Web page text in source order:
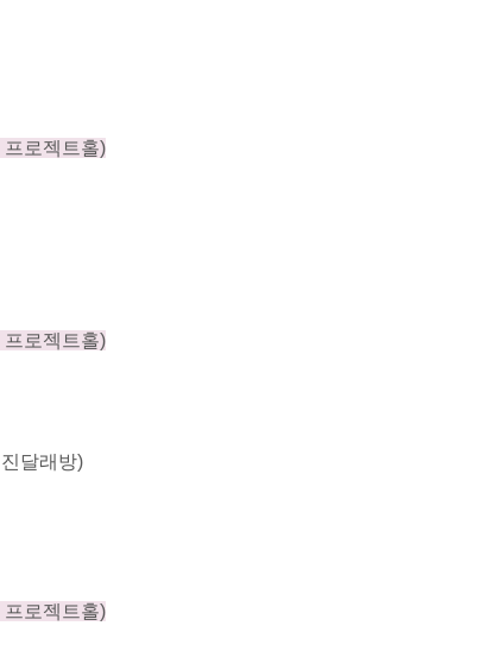
프로젝트홀)
프로젝트홀)
진달래방)
프로젝트홀)